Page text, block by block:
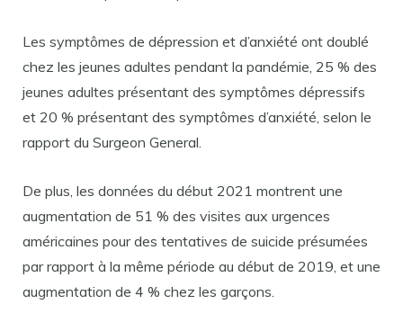
Les symptômes de dépression et d’anxiété ont doublé
chez les jeunes adultes pendant la pandémie, 25 % des
jeunes adultes présentant des symptômes dépressifs
et 20 % présentant des symptômes d’anxiété, selon le
rapport du Surgeon General.
De plus, les données du début 2021 montrent une
augmentation de 51 % des visites aux urgences
américaines pour des tentatives de suicide présumées
par rapport à la même période au début de 2019, et une
augmentation de 4 % chez les garçons.